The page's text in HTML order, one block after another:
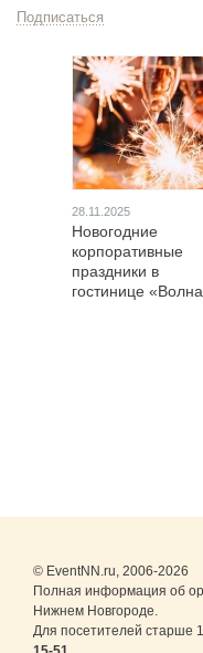
Подписаться
28.11.2025
Новогодние
корпоративные
праздники в
гостинице
© EventNN.ru, 2006-2026
Полная информация об
Нижнем Новгороде.
Для посетителей старше